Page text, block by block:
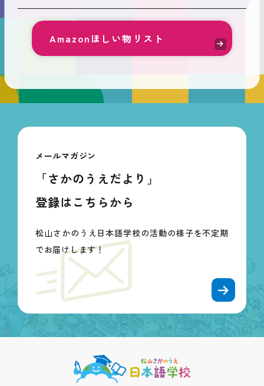
Amazonほしい物リスト
メールマガジン
「さかのうえだより」
登録はこちらから
松山さかのうえ日本語学校の活動の様子を不定期
でお届けします！